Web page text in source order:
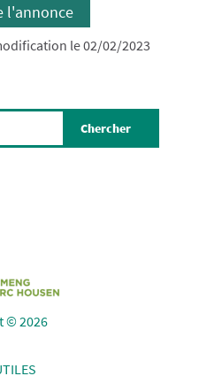
l'annonce
le 02/02/2023
© 2026